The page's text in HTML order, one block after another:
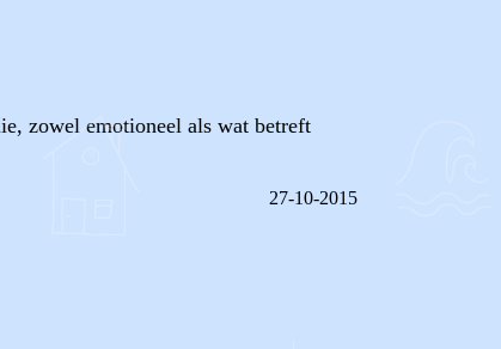
zowel emotioneel als wat betreft
27-10-2015